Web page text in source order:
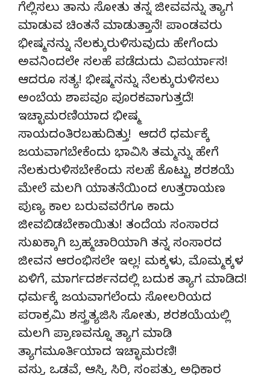
ಗೆಲ್ಲಿಸಲು ತಾನು ಸೋತು ತನ್ನ ಜೀವವನ್ನು ತ್ಯಾಗ
ಮಾಡುವ ಚಿಂತನೆ ಮಾಡುತ್ತಾನೆ! ಪಾಂಡವರು‌
ಭೀಷ್ಮನನ್ನು ನೆಲಕ್ಕುರುಳಿಸುವುದು ಹೇಗೆಂದು
ಅವನಿಂದಲೇ ಸಲಹೆ ಪಡೆದುದು ವಿಪರ್ಯಾಸ!
ಆದರೂ ಸತ್ಯ! ಭೀಷ್ಮನನ್ನು ನೆಲಕ್ಕುರುಳಿಸಲು
ಅಂಬೆಯ ಶಾಪವೂ ಪೂರಕವಾಗುತ್ತದೆ!
ಇಚ್ಛಾಮರಣಿಯಾದ ಭೀಷ್ಮ
ಸಾಯದಂತಿರಬಹುದಿತ್ತು! ಆದರೆ ಧರ್ಮಕ್ಕೆ
ಜಯವಾಗಬೇಕೆಂದು ಭಾವಿಸಿ ತಮ್ಮನ್ನು ಹೇಗೆ
ನೆಲಕುರುಳಿಸಬೇಕೆಂದು ಸಲಹೆ ಕೊಟ್ಟು ಶರಶಯೆ
ಮೇಲೆ ಮಲಗಿ ಯಾತನೆಯಿಂದ ಉತ್ತರಾಯಣ
ಪುಣ್ಯ ಕಾಲ ಬರುವವರೆಗೂ ಕಾದು
ಜೀವಬಿಡಬೇಕಾಯಿತು! ತಂದೆಯ ಸಂಸಾರದ
ಸುಖಕ್ಕಾಗಿ ಬ್ರಹ್ಮಚಾರಿಯಾಗಿ ತನ್ನ ಸಂಸಾರದ
ಜೀವನ ಆರಂಭಿಸಲೇ ಇಲ್ಲ! ಮಕ್ಕಳು, ಮೊಮ್ಮಕ್ಕಳ
ಏಳಿಗೆ, ಮಾರ್ಗದರ್ಶನದಲ್ಲಿ ಬದುಕ ತ್ಯಾಗ ಮಾಡಿದ!
ಧರ್ಮಕ್ಕೆ ಜಯವಾಗಲೆಂದು ಸೋಲರಿಯದ
ಪರಾಕ್ರಮಿ ಶಸ್ತ್ರತ್ಯಜಿಸಿ ಸೋತು, ಶರಶಯೆಯಲ್ಲಿ
ಮಲಗಿ ಪ್ರಾಣವನ್ನೂ ತ್ಯಾಗ ಮಾಡಿ
ತ್ಯಾಗಮೂರ್ತಿಯಾದ ಇಚ್ಛಾಮರಣಿ!
ವಸ್ತು, ಒಡವೆ, ಆಸ್ತಿ, ಸಿರಿ, ಸಂಪತ್ತು, ಅಧಿಕಾರ